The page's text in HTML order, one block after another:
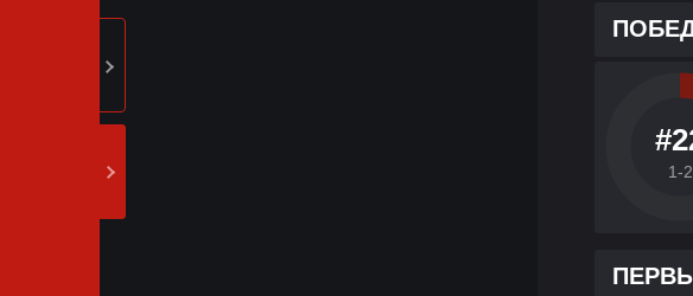
1-2